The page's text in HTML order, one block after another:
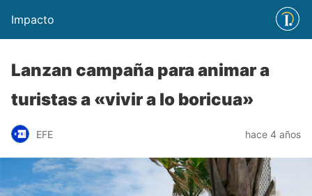
Impacto
Lanzan campaña para animar a
turistas a «vivir a lo boricua»
EFE hace 4 años